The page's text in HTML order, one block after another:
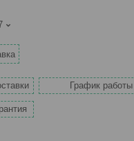
График работы